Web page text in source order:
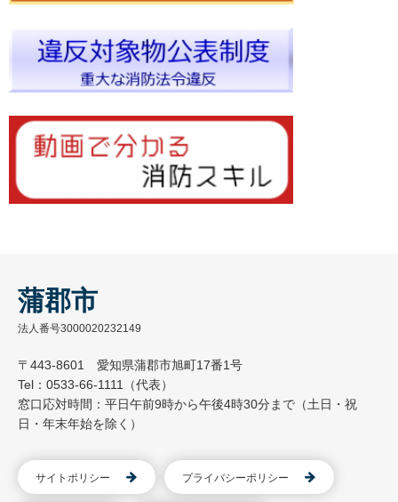
蒲郡市
法人番号3000020232149
〒443-8601 愛知県蒲郡市旭町17番1号
Tel：0533-66-1111（代表）
窓口応対時間：平日午前9時から午後4時30分まで（土日・祝
日・年末年始を除く）
サイトポリシー プライバシーポリシー